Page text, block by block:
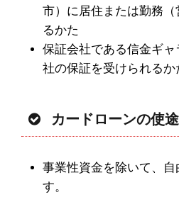
市）に居住または勤務
るかた
保証会社である信金ギ
社の保証を受けられるか
カードローンの使途
事業性資金を除いて、自
す。